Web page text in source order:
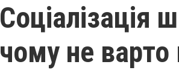
Соціалізація
чому не